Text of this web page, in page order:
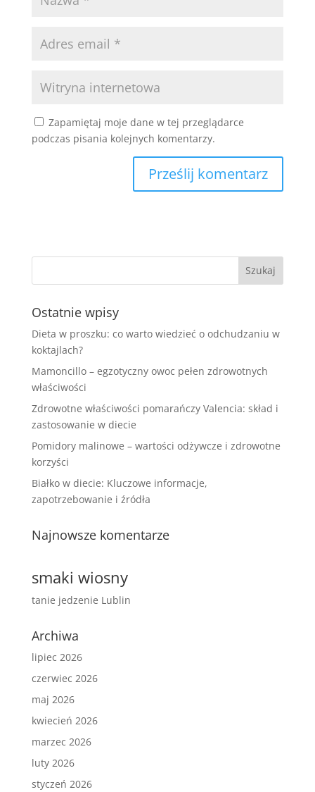
Zapamiętaj moje dane w tej przeglądarce
podczas pisania kolejnych komentarzy.
Ostatnie wpisy
Dieta w proszku: co warto wiedzieć o odchudzaniu w
koktajlach?
Mamoncillo – egzotyczny owoc pełen zdrowotnych
właściwości
Zdrowotne właściwości pomarańczy Valencia: skład i
zastosowanie w diecie
Pomidory malinowe – wartości odżywcze i zdrowotne
korzyści
Białko w diecie: Kluczowe informacje,
zapotrzebowanie i źródła
Najnowsze komentarze
smaki wiosny
tanie jedzenie Lublin
Archiwa
lipiec 2026
czerwiec 2026
maj 2026
kwiecień 2026
marzec 2026
luty 2026
styczeń 2026